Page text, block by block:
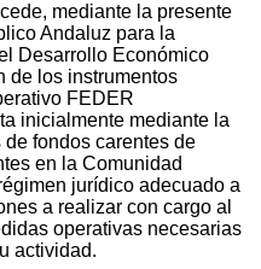
mediante la presente
Andaluz para la
Desarrollo Económico
de los instrumentos
FEDER
inicialmente mediante la
fondos carentes de
en la Comunidad
jurídico adecuado a
a realizar con cargo al
operativas necesarias
actividad.